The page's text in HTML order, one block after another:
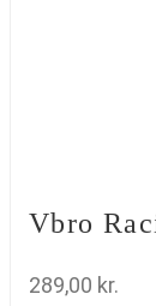
Vbro
289,00 kr.